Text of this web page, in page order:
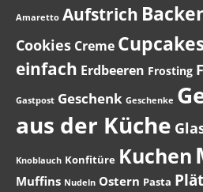
Amaretto Aufstrich
Cookies Creme
einfach Erdbeeren Frosting
Gastpost Geschenk Geschenke
aus der Küche
Knoblauch Konfitüre Kuchen
Muffins Nudeln Ostern Pasta